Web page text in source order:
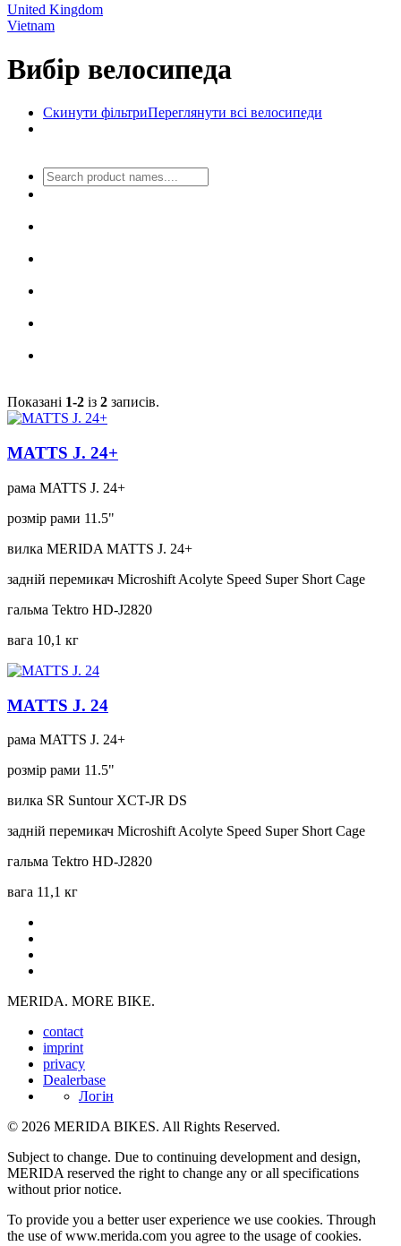
United Kingdom
Vietnam
Вибір велосипеда
Скинути фільтриПереглянути всі велосипеди
Показані 1-2 із 2 записів.
MATTS J. 24+
рама MATTS J. 24+
розмір рами 11.5"
вилка MERIDA MATTS J. 24+
задній перемикач Microshift Acolyte Speed Super Short Cage
гальма Tektro HD-J2820
вага 10,1 кг
MATTS J. 24
рама MATTS J. 24+
розмір рами 11.5"
вилка SR Suntour XCT-JR DS
задній перемикач Microshift Acolyte Speed Super Short Cage
гальма Tektro HD-J2820
вага 11,1 кг
MERIDA. MORE BIKE.
contact
imprint
privacy
Dealerbase
Логін
© 2026 MERIDA BIKES. All Rights Reserved.
Subject to change. Due to continuing development and design,
MERIDA reserved the right to change any or all specifications
without prior notice.
To provide you a better user experience we use cookies. Through
the use of www.merida.com you agree to the usage of cookies.